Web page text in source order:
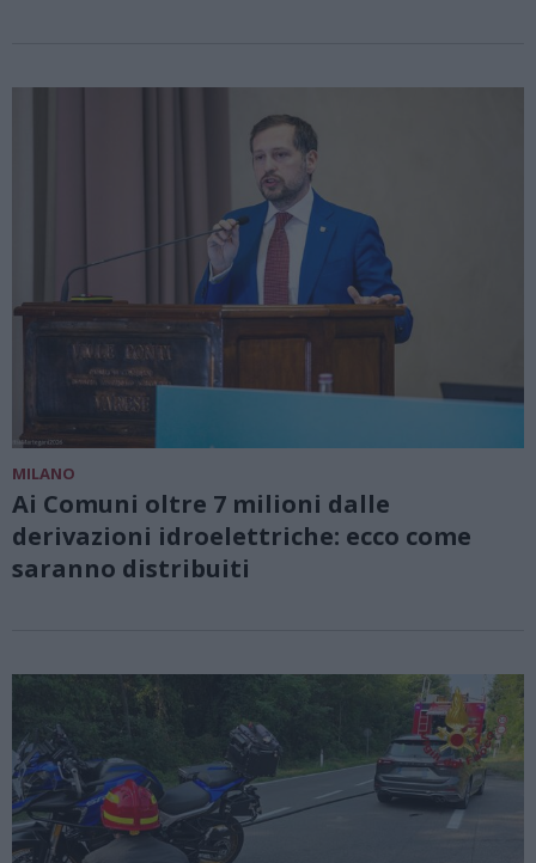
MILANO
Ai Comuni oltre 7 milioni dalle
derivazioni idroelettriche: ecco come
saranno distribuiti